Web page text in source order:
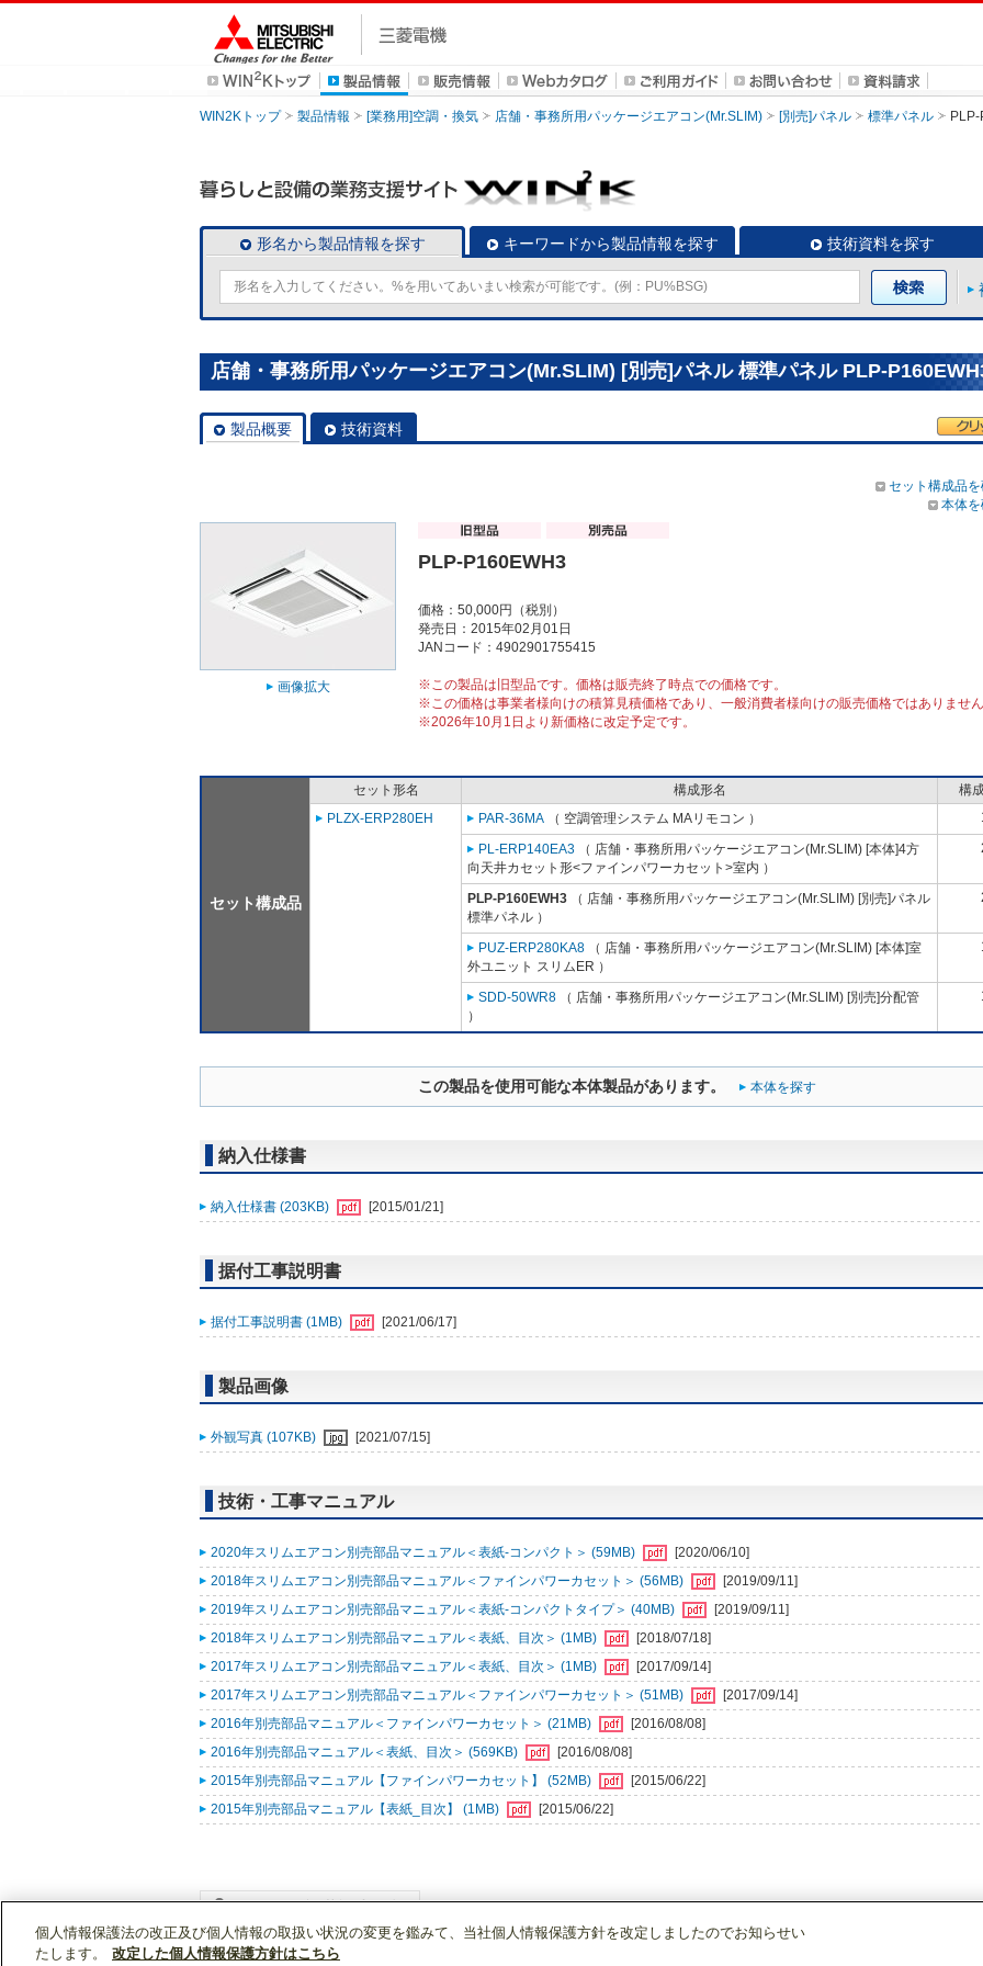
WIN2Kトップ 製品情報 [業務用]空調・換気 店舗・事務所用パッケージエアコン(Mr.SLIM) [別売]パネル 標準パネル
形名から製品情報を探す キーワードから製品情報を探す 技術資料を探す
店舗・事務所用パッケージエアコン(Mr.SLIM) [別売]パネル 標準パネル PLP-
製品概要 技術資料
セット構成品
本体
画像拡大
PLP-P160EWH3
価格：50,000円（税別）
発売日：2015年02月01日
JANコード：4902901755415
※この製品は旧型品です。価格は販売終了時点での価格です。
※この価格は事業者様向けの積算見積価格であり、一般消費者様向けの販売価格ではありませ
※2026年10月1日より新価格に改定予定です。
セット構成品
セット形名 構成形名
構
PLZX-ERP280EH
PAR-36MA （ 空調管理システム MAリモコン ）
PL-ERP140EA3 （ 店舗・事務所用パッケージエアコン(Mr.SLIM) [本体]4方
向天井カセット形<ファインパワーカセット>室内 ）
PLP-P160EWH3 （ 店舗・事務所用パッケージエアコン(Mr.SLIM) [別売]パネル
標準パネル ）
PUZ-ERP280KA8 （ 店舗・事務所用パッケージエアコン(Mr.SLIM) [本体]室
外ユニット スリムER ）
SDD-50WR8 （ 店舗・事務所用パッケージエアコン(Mr.SLIM) [別売]分配管
）
この製品を使用可能な本体製品があります。 本体を探す
納入仕様書
納入仕様書 (203KB) [2015/01/21]
据付工事説明書
据付工事説明書 (1MB) [2021/06/17]
製品画像
外観写真 (107KB) [2021/07/15]
技術・工事マニュアル
2020年スリムエアコン別売部品マニュアル＜表紙-コンパクト＞ (59MB)
[2020/06/10]
2018年スリムエアコン別売部品マニュアル＜ファインパワーカセット＞ (56MB)
[2019/09/11]
2019年スリムエアコン別売部品マニュアル＜表紙-コンパクトタイプ＞ (40MB)
[2019/09/11]
2018年スリムエアコン別売部品マニュアル＜表紙、目次＞ (1MB)
[2018/07/18]
2017年スリムエアコン別売部品マニュアル＜表紙、目次＞ (1MB)
[2017/09/14]
2017年スリムエアコン別売部品マニュアル＜ファインパワーカセット＞ (51MB)
[2017/09/14]
2016年別売部品マニュアル＜ファインパワーカセット＞ (21MB)
[2016/08/08]
2016年別売部品マニュアル＜表紙、目次＞ (569KB)
[2016/08/08]
2015年別売部品マニュアル【ファインパワーカセット】 (52MB)
[2015/06/22]
2015年別売部品マニュアル【表紙_目次】 (1MB)
[2015/06/22]
WIN2Kトップ 製品情報
個人情報保護法の改正及び個人情報の取扱い状況の変更を鑑みて、当社個人情報保護方針を改定しましたのでお知らせい
たします。
改定した個人情報保護方針はこちら